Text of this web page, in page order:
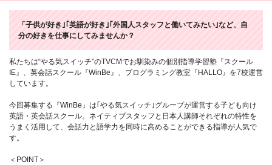
「子供が好き｣｢英語が好き｣｢外国人スタッフと働いてみたい｣など、自
分の好きを仕事にしてみませんか？
私たちは“やる気スイッチ”のTVCMでお馴染みの個別指導学習塾『スクール
IE』、英会話スクール『WinBe』、プログラミング教室『HALLO』を7校運営
しています。
今回募集する『WinBe』は｢やる気スイッチ｣グループが運営する子ども向け
英語・英会話スクール。ネイティブスタッフと日本人講師それぞれの特性を
うまく活用して、会話力と語学力を同時に高めることができる指導が人気で
す。
＜POINT＞